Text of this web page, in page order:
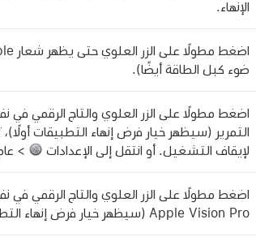
الإنهاء.
ضوء كبل الطاقة أيضًا).
اضغط مطولًا على الزر العلوي والتاج الرقمي
التمرير (سيظهر خيار فرض إنهاء التطبيقات
لإيقاف التشغيل. أو انتقل إلى الإعدادات
>
اضغط مطولًا على الزر العلوي والتاج الرقمي
Apple Vision Pro (سيظهر خيار فرض إنهاء التطبيقات وشريط تمرير الطاقة أولًا).